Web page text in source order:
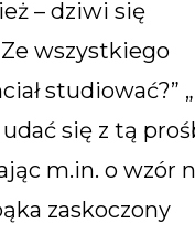
– dziwi się
wszystkiego
studiować?”
się z tą
m.in. o wzór
zaskoczony